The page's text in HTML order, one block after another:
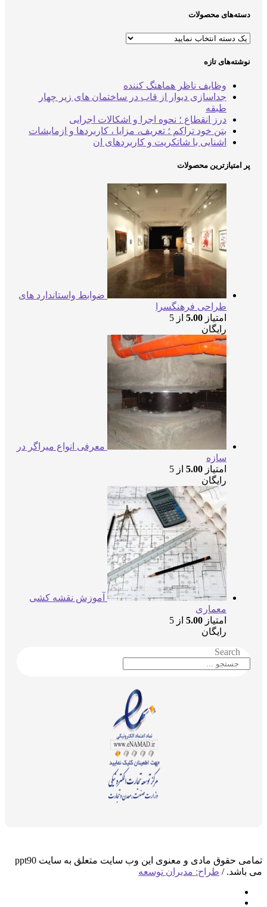
دسته‌های محصولات
نوشته‌های تازه
وظایف ناظر هماهنگ کننده
جداسازی دیوار از قاب در ساختمان های زیر چهار
طبقه
درز انقطاع ؛ نحوه اجرا و اشکالات اجرایی
بتن خود تراکم ؛ تعریف، مزایا ، کاربردها و ازمایشات
اشنایی با شاتکریت و کاربردهای ان
پر امتیازترین محصولات
ضوابط واستاندارد های
طراحی فرهنگسرا
امتیاز 5.00 از 5
رایگان
معرفی انواع میراگر در
سازه
امتیاز 5.00 از 5
رایگان
آموزش نقشه کشی
معماری
امتیاز 5.00 از 5
رایگان
Search
تمامی حقوق مادی و معنوی این وب سایت متعلق به سایت ppt90
می باشد. / طراح: مدیران توسعه